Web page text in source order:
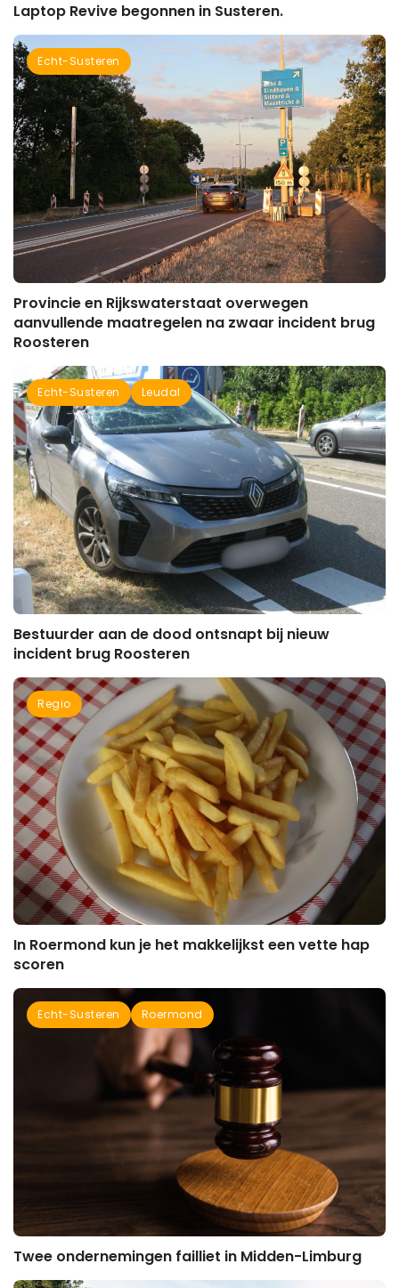
Laptop Revive begonnen in Susteren.
Echt-Susteren
Provincie en Rijkswaterstaat overwegen
aanvullende maatregelen na zwaar incident brug
Roosteren
Echt-Susteren Leudal
Bestuurder aan de dood ontsnapt bij nieuw
incident brug Roosteren
Regio
In Roermond kun je het makkelijkst een vette hap
scoren
Echt-Susteren Roermond
Twee ondernemingen failliet in Midden-Limburg